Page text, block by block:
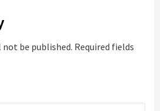
not be published. Required fields